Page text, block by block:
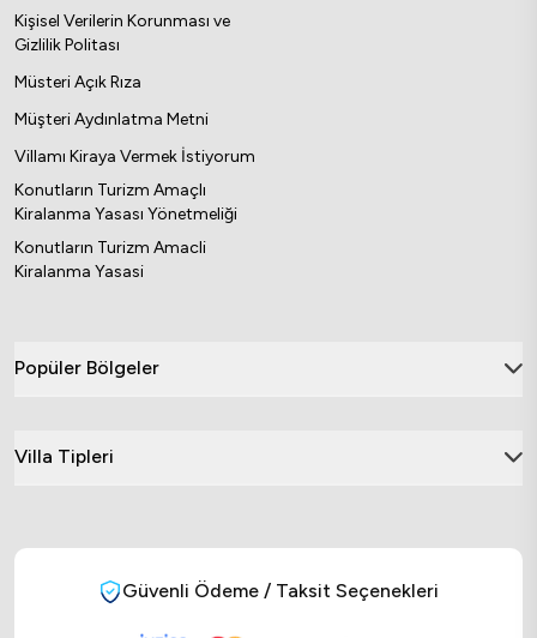
Kişisel Verilerin Korunması ve
Gizlilik Politası
Müsteri Açık Rıza
Müşteri Aydınlatma Metni
Villamı Kiraya Vermek İstiyorum
Konutların Turizm Amaçlı
Kiralanma Yasası Yönetmeliği
Konutların Turizm Amacli
Kiralanma Yasasi
Popüler Bölgeler
Villa Tipleri
Güvenli Ödeme / Taksit Seçenekleri